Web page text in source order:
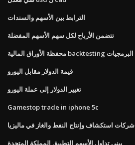
الترابط بين الأسهم والسندات
تتضمن الأرباح لكل سهم الأسهم المفضلة
محفظة الأوراق المالية backtesting البرمجيات
قيمة الدولار مقابل اليورو
تغيير الدولار إلى عملة اليورو
Gamestop trade in iphone 5c
شركات استكشاف وإنتاج النفط والغاز في ماليزيا
بيني تداول الأسهم التطبيق المملكة المتحدة